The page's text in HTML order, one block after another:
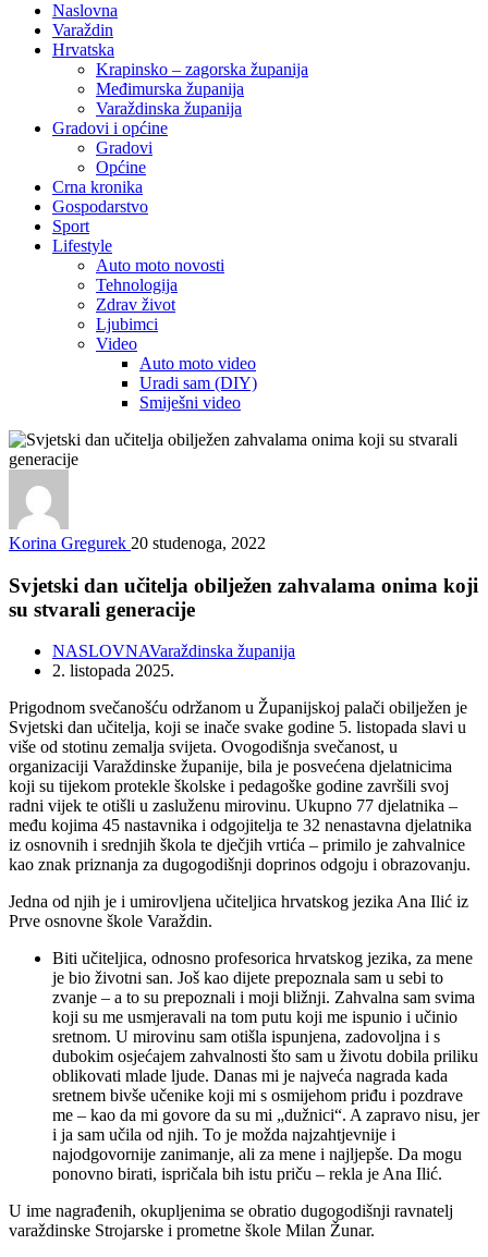
Naslovna
Varaždin
Hrvatska
Krapinsko – zagorska županija
Međimurska županija
Varaždinska županija
Gradovi i općine
Gradovi
Općine
Crna kronika
Gospodarstvo
Sport
Lifestyle
Auto moto novosti
Tehnologija
Zdrav život
Ljubimci
Video
Auto moto video
Uradi sam (DIY)
Smiješni video
Korina Gregurek 20 studenoga, 2022
Svjetski dan učitelja obilježen zahvalama onima koji
su stvarali generacije
NASLOVNAVaraždinska županija
2. listopada 2025.
Prigodnom svečanošću održanom u Županijskoj palači obilježen je
Svjetski dan učitelja, koji se inače svake godine 5. listopada slavi u
više od stotinu zemalja svijeta. Ovogodišnja svečanost, u
organizaciji Varaždinske županije, bila je posvećena djelatnicima
koji su tijekom protekle školske i pedagoške godine završili svoj
radni vijek te otišli u zasluženu mirovinu. Ukupno 77 djelatnika –
među kojima 45 nastavnika i odgojitelja te 32 nenastavna djelatnika
iz osnovnih i srednjih škola te dječjih vrtića – primilo je zahvalnice
kao znak priznanja za dugogodišnji doprinos odgoju i obrazovanju.
Jedna od njih je i umirovljena učiteljica hrvatskog jezika Ana Ilić iz
Prve osnovne škole Varaždin.
Biti učiteljica, odnosno profesorica hrvatskog jezika, za mene
je bio životni san. Još kao dijete prepoznala sam u sebi to
zvanje – a to su prepoznali i moji bližnji. Zahvalna sam svima
koji su me usmjeravali na tom putu koji me ispunio i učinio
sretnom. U mirovinu sam otišla ispunjena, zadovoljna i s
dubokim osjećajem zahvalnosti što sam u životu dobila priliku
oblikovati mlade ljude. Danas mi je najveća nagrada kada
sretnem bivše učenike koji mi s osmijehom priđu i pozdrave
me – kao da mi govore da su mi „dužnici“. A zapravo nisu, jer
i ja sam učila od njih. To je možda najzahtjevnije i
najodgovornije zanimanje, ali za mene i najljepše. Da mogu
ponovno birati, ispričala bih istu priču – rekla je Ana Ilić.
U ime nagrađenih, okupljenima se obratio dugogodišnji ravnatelj
varaždinske Strojarske i prometne škole Milan Žunar.